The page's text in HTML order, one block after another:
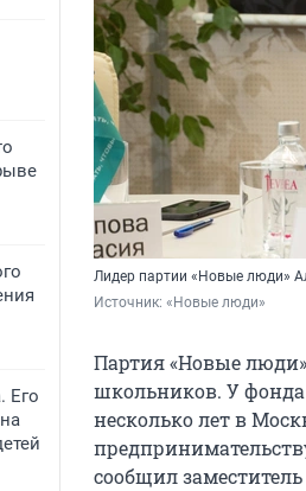
Его
Лидер партии «Новые люди»
Источник: «Новые люди»
Партия «Новые
школьников. У фонда
несколько лет в
сообщил